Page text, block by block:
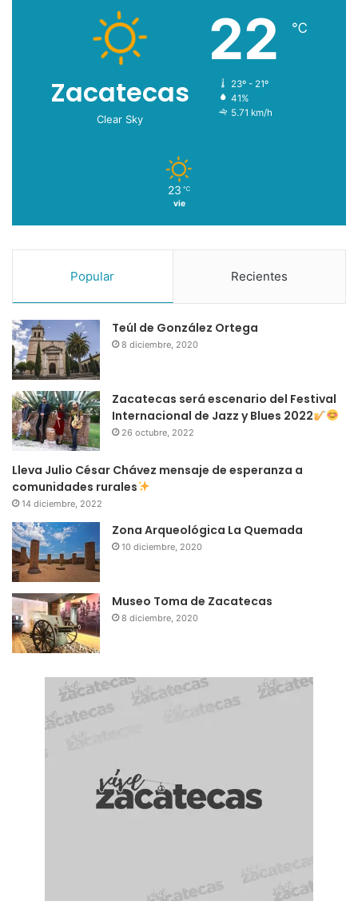
Zacatecas
Clear Sky
22 ℃
23º - 21º
41%
5.71 km/h
23 ℃
vie
Popular Recientes
Teúl de González Ortega
8 diciembre, 2020
Zacatecas será escenario del Festival
Internacional de Jazz y Blues 2022
26 octubre, 2022
Lleva Julio César Chávez mensaje de esperanza a
comunidades rurales
14 diciembre, 2022
Zona Arqueológica La Quemada
10 diciembre, 2020
Museo Toma de Zacatecas
8 diciembre, 2020